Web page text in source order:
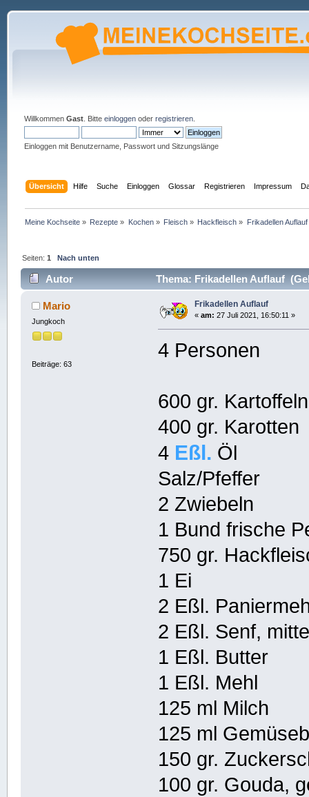
Willkommen Gast. Bitte einloggenoder registrieren.
Einloggen mit Benutzername, Passwort und Sitzungslänge
Übersicht Hilfe Suche Einloggen Glossar Registrieren Impressum
Meine Kochseite » Rezepte » Kochen» Fleisch » Hackfleisch » Frikadellen Auflauf
Seiten:1 Nach unten
Autor Thema: Frikadellen Auflauf
Mario
Jungkoch
Beiträge: 63
Frikadellen Auflauf
« am: 27 Juli 2021, 16:50:11 »
4 Personen
600 gr.
400 gr. Karotten
4 Eßl. Öl
Salz/Pfeffer
2 Zwiebeln
1 Bund frische
750 gr.
1 Ei
2 Eßl.
2 Eßl. Senf,
1 Eßl. Butter
1 Eßl. Mehl
125 ml Milch
125 ml
150 gr.
100 gr. Gouda,